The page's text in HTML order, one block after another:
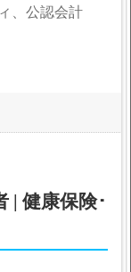
、公認会計
| 健康保険･